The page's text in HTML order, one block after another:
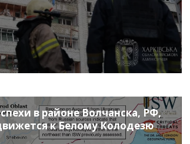
в районе Волчанска, РФ,
к Белому Колодезю